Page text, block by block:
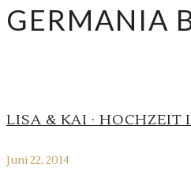
GERMANIA
LISA & KAI · HOCHZEIT
Juni 22, 2014